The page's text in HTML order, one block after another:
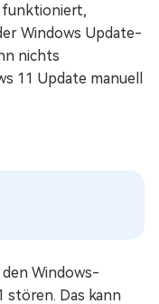
funktioniert,
Windows Update-
nichts
11 Update manuell
den Windows-
stören. Das kann